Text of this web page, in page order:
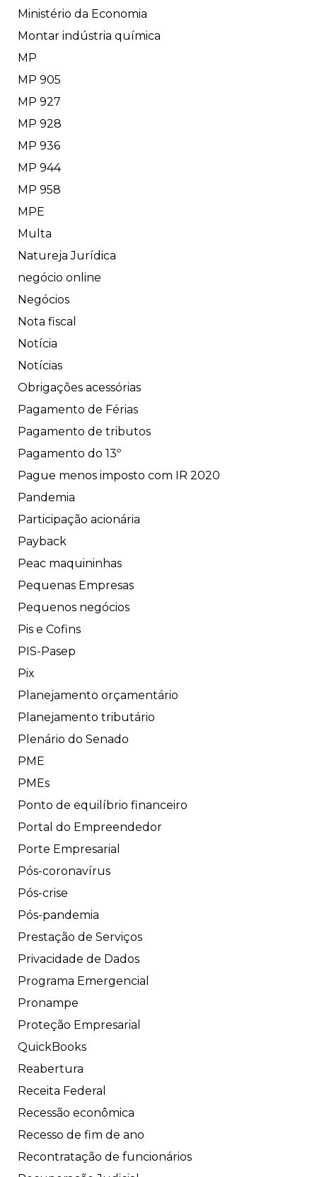
Ministério da Economia
Montar indústria química
MP
MP 905
MP 927
MP 928
MP 936
MP 944
MP 958
MPE
Multa
Natureja Jurídica
negócio online
Negócios
Nota fiscal
Notícia
Notícias
Obrigações acessórias
Pagamento de Férias
Pagamento de tributos
Pagamento do 13º
Pague menos imposto com IR 2020
Pandemia
Participação acionária
Payback
Peac maquininhas
Pequenas Empresas
Pequenos negócios
Pis e Cofins
PIS-Pasep
Pix
Planejamento orçamentário
Planejamento tributário
Plenário do Senado
PME
PMEs
Ponto de equilíbrio financeiro
Portal do Empreendedor
Porte Empresarial
Pós-coronavírus
Pós-crise
Pós-pandemia
Prestação de Serviços
Privacidade de Dados
Programa Emergencial
Pronampe
Proteção Empresarial
QuickBooks
Reabertura
Receita Federal
Recessão econômica
Recesso de fim de ano
Recontratação de funcionários